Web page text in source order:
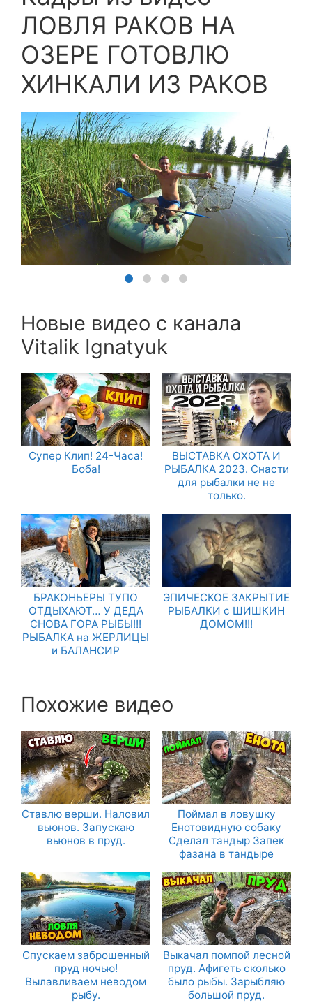
ЛОВЛЯ РАКОВ НА
ОЗЕРЕ ГОТОВЛЮ
ХИНКАЛИ ИЗ РАКОВ
Новые видео с канала
Vitalik Ignatyuk
Супер Клип! 24-Часа!
Боба!
ВЫСТАВКА ОХОТА И
РЫБАЛКА 2023. Снасти
для рыбалки не не
только.
БРАКОНЬЕРЫ ТУПО
ОТДЫХАЮТ… У ДЕДА
СНОВА ГОРА РЫБЫ!!!
РЫБАЛКА на ЖЕРЛИЦЫ
и БАЛАНСИР
ЭПИЧЕСКОЕ ЗАКРЫТИЕ
РЫБАЛКИ с ШИШКИН
ДОМОМ!!!
Похожие видео
Ставлю верши. Наловил
вьюнов. Запускаю
вьюнов в пруд.
Поймал в ловушку
Енотовидную собаку
Сделал тандыр Запек
фазана в тандыре
Спускаем заброшенный
пруд ночью!
Вылавливаем неводом
рыбу.
Выкачал помпой лесной
пруд. Афигеть сколько
было рыбы. Зарыбляю
большой пруд.